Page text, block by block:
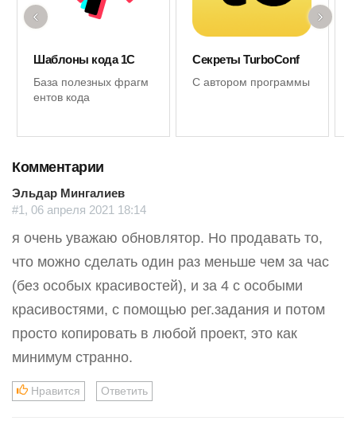
Шаблоны кода 1С
База полезных фрагм
ентов кода
Секреты TurboConf
С автором программы
‹ ›
Комментарии
Эльдар Мингалиев
#1, 06 апреля 2021 18:14
я очень уважаю обновлятор. Но продавать то,
что можно сделать один раз меньше чем за час
(без особых красивостей), и за 4 с особыми
красивостями, с помощью рег.задания и потом
просто копировать в любой проект, это как
минимум странно.
Нравится Ответить